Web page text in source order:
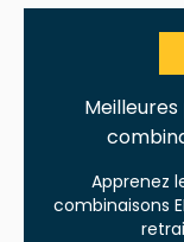
Apprenez
combinaisons